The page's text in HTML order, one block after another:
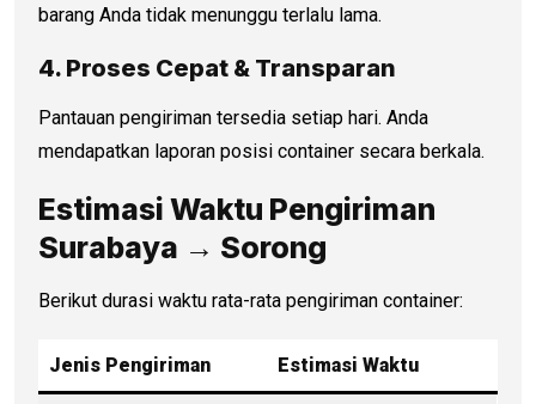
barang Anda tidak menunggu terlalu lama.
4. Proses Cepat & Transparan
Pantauan pengiriman tersedia setiap hari. Anda
mendapatkan laporan posisi container secara berkala.
Estimasi Waktu Pengiriman
Surabaya → Sorong
Berikut durasi waktu rata-rata pengiriman container:
Jenis Pengiriman Estimasi Waktu